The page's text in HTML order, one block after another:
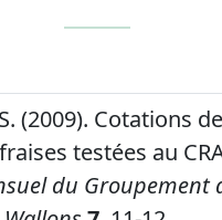
(2009). Cotations
testées au
du Groupement